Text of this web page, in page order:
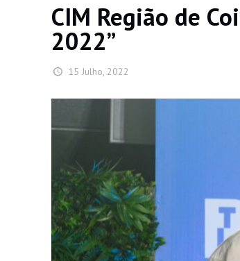
CIM Região de
2022”
15 Julho, 2022